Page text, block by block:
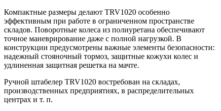
Компактные размеры делают TRV1020 особенно
эффективным при работе в ограниченном пространстве
складов. Поворотные колеса из полиуретана обеспечивают
точное маневрирование даже с полной нагрузкой. В
конструкции предусмотрены важные элементы безопасности:
надежный стояночный тормоз, защитные кожухи колес и
удлиненная защитная решетка на мачте.
Ручной штабелер TRV1020 востребован на складах,
производственных предприятиях, в распределительных
центрах и т. п.